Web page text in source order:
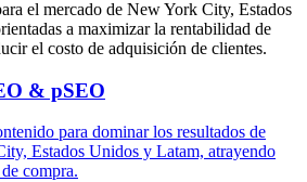
el mercado de New York City, Estados
a maximizar la rentabilidad de
el costo de adquisición de clientes.
& pSEO
para dominar los resultados de
Estados Unidos y Latam, atrayendo
compra.